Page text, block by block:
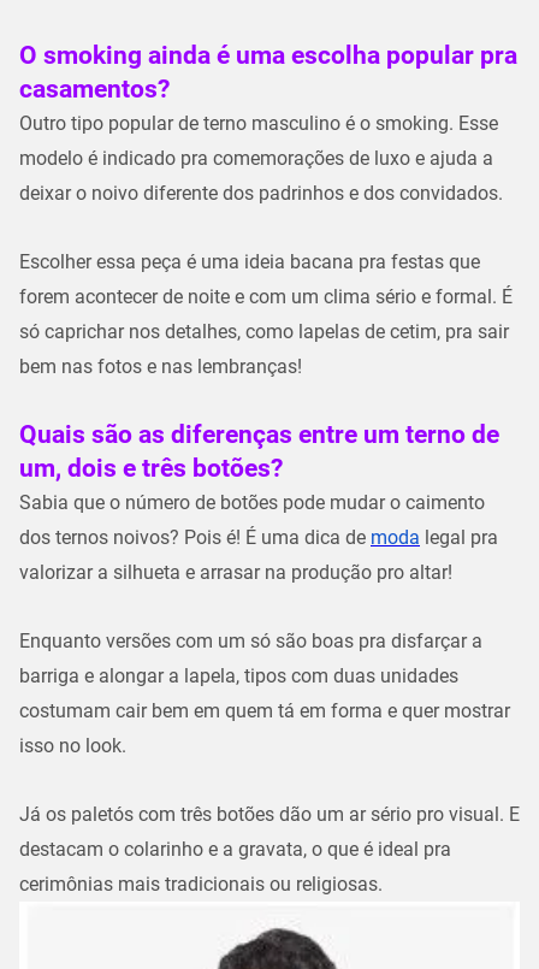
O smoking ainda é uma escolha popular pra
casamentos?
Outro tipo popular de terno masculino é o smoking. Esse
modelo é indicado pra comemorações de luxo e ajuda a
deixar o noivo diferente dos padrinhos e dos convidados.
Escolher essa peça é uma ideia bacana pra festas que
forem acontecer de noite e com um clima sério e formal. É
só caprichar nos detalhes, como lapelas de cetim, pra sair
bem nas fotos e nas lembranças!
Quais são as diferenças entre um terno de
um, dois e três botões?
Sabia que o número de botões pode mudar o caimento
dos ternos noivos? Pois é! É uma dica de moda legal pra
valorizar a silhueta e arrasar na produção pro altar!
Enquanto versões com um só são boas pra disfarçar a
barriga e alongar a lapela, tipos com duas unidades
costumam cair bem em quem tá em forma e quer mostrar
isso no look.
Já os paletós com três botões dão um ar sério pro visual. E
destacam o colarinho e a gravata, o que é ideal pra
cerimônias mais tradicionais ou religiosas.